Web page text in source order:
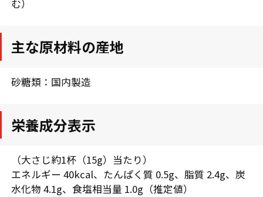
む）
主な原材料の産地
砂糖類：国内製造
栄養成分表示
（大さじ約1杯（15g）当たり）
エネルギー 40kcal、たんぱく質 0.5g、脂質 2.4g、炭
水化物 4.1g、食塩相当量 1.0g（推定値）